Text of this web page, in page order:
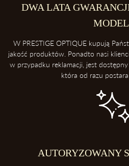
DWA LATA
W PRESTIGE OPTIQUE kupują
jakość produktów. Ponadto nasi
w przypadku reklamacji, jest dostępny
która od razu
AUTORYZOWANY